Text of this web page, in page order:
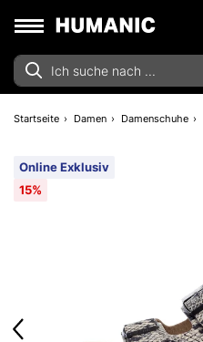
Startseite Damen Damenschuhe
Online Exklusiv
15%